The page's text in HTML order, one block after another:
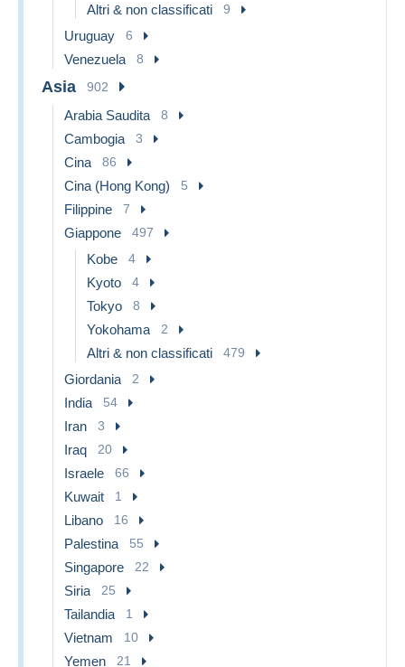
Altri & non classificati 9
Uruguay 6
Venezuela 8
Asia 902
Arabia Saudita 8
Cambogia 3
Cina 86
Cina (Hong Kong) 5
Filippine 7
Giappone 497
Kobe 4
Kyoto 4
Tokyo 8
Yokohama 2
Altri & non classificati 479
Giordania 2
India 54
Iran 3
Iraq 20
Israele 66
Kuwait 1
Libano 16
Palestina 55
Singapore 22
Siria 25
Tailandia 1
Vietnam 10
Yemen 21